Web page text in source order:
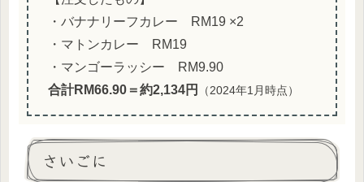
・バナナリーフカレー RM19 ×2
・マトンカレー RM19
・マンゴーラッシー RM9.90
合計RM66.90＝約2,134円
（2024年1月時点）
さいごに